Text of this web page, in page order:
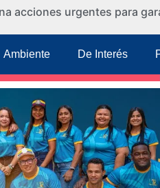
acciones urgentes para
Ambiente De Interés